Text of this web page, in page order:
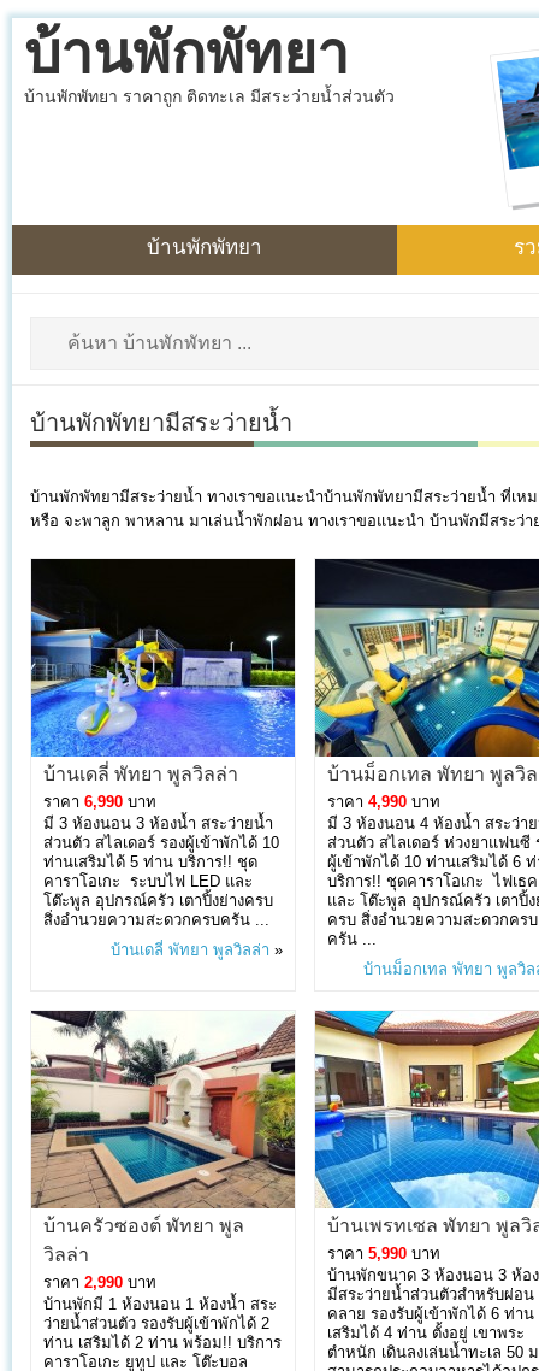
บ้านพักพัทยา
บ้านพักพัทยา ราคาถูก ติดทะเล มีสระว่ายน้ำส่วนตัว
บ้านพักพัทยา ร
บ้านพักพัทยามีสระว่ายน้ำ
บ้านพักพัทยามีสระว่ายน้ำ ทางเราขอแนะนำบ้านพักพัทยามีสระว่ายน้ำ ที่
หรือ จะพาลูก พาหลาน มาเล่นน้ำพักผ่อน ทางเราขอแนะนำ บ้านพักมีสระว่
บ้านเดลี่ พัทยา พูลวิลล่า
ราคา 6,990 บาท
มี 3 ห้องนอน 3 ห้องน้ำ สระว่ายน้ำ
ส่วนตัว สไลเดอร์ รองผู้เข้าพักได้ 10
ท่านเสริมได้ 5 ท่าน บริการ!! ชุด
คาราโอเกะ ระบบไฟ LED และ
โต๊ะพูล อุปกรณ์ครัว เตาปิ้งย่างครบ
สิ่งอำนวยความสะดวกครบครัน ...
บ้านเดลี่ พัทยา พูลวิลล่า »
บ้านม็อกเทล พัทยา พูลวิ
ราคา 4,990 บาท
มี 3 ห้องนอน 4 ห้องน้ำ สระว่า
ส่วนตัว สไลเดอร์ ห่วงยาแฟนซี
ผู้เข้าพักได้ 10 ท่านเสริมได้ 6
บริการ!! ชุดคาราโอเกะ ไฟเธค
และ โต๊ะพูล อุปกรณ์ครัว เตาปิ้ง
ครบ สิ่งอำนวยความสะดวกครบ
ครัน ...
บ้านม็อกเทล พัทยา พูลวิล
บ้านครัวซองต์ พัทยา พูล
วิลล่า
ราคา 2,990 บาท
บ้านพักมี 1 ห้องนอน 1 ห้องน้ำ สระ
ว่ายน้ำส่วนตัว รองรับผู้เข้าพักได้ 2
ท่าน เสริมได้ 2 ท่าน พร้อม!! บริการ
คาราโอเกะ ยูทูป และ โต๊ะบอล
บ้านเพรทเซล พัทยา พูลวิ
ราคา 5,990 บาท
บ้านพักขนาด 3 ห้องนอน 3 ห้อ
มีสระว่ายน้ำส่วนตัวสำหรับผ่อน
คลาย รองรับผู้เข้าพักได้ 6 ท่าน
เสริมได้ 4 ท่าน ตั้งอยู่ เขาพระ
ตำหนัก เดินลงเล่นน้ำทะเล 50